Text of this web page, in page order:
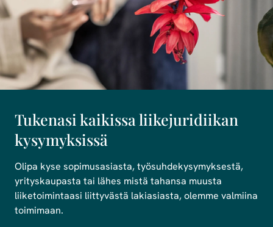
Tukenasi kaikissa liikejuridiikan
kysymyksissä
Olipa kyse sopimusasiasta, työsuhdekysymyksestä,
yrityskaupasta tai lähes mistä tahansa muusta
liiketoimintaasi liittyvästä lakiasiasta, olemme valmiina
toimimaan.